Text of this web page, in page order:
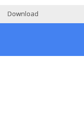
Download